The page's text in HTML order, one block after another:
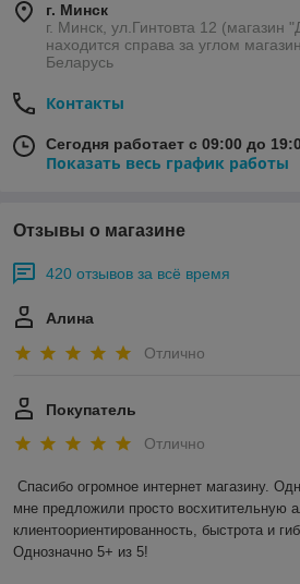
г. Минск
г. Минск, ул.Гинтовта 12 (магазин
находится справа за углом
Беларусь
Контакты
Сегодня работает с 09:00 до
Показать весь график работы
Отзывы о магазине
420 отзывов за всё время
Алина
Отлично
Покупатель
Отлично
Спасибо огромное интернет магазину.
мне предложили просто восхитительную
клиентоориентированность, быстрота и
Однозначно 5+ из 5!